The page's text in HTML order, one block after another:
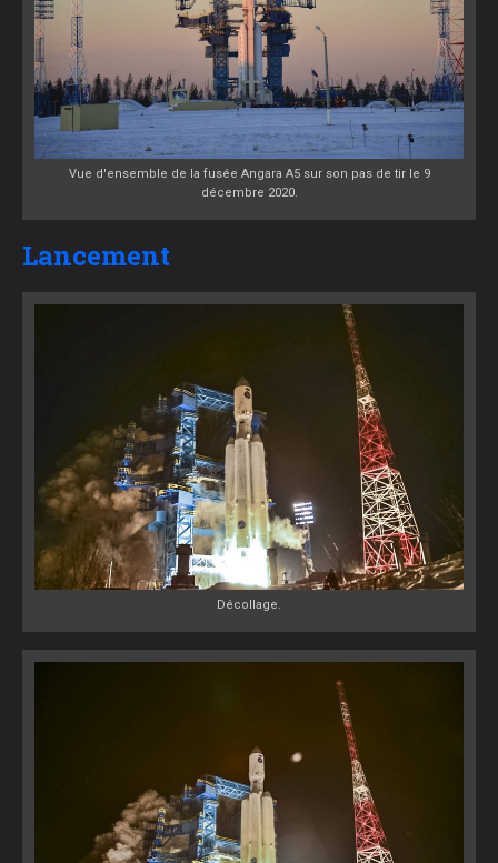
Vue d'ensemble de la fusée Angara A5 sur son pas de tir le 9
décembre 2020.
Lancement
Décollage.